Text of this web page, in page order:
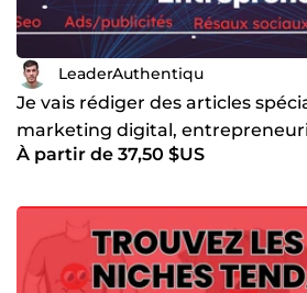
LeaderAuthentiqu
Je vais rédiger des articles
marketing digital,
management
À partir de 37,50 $US